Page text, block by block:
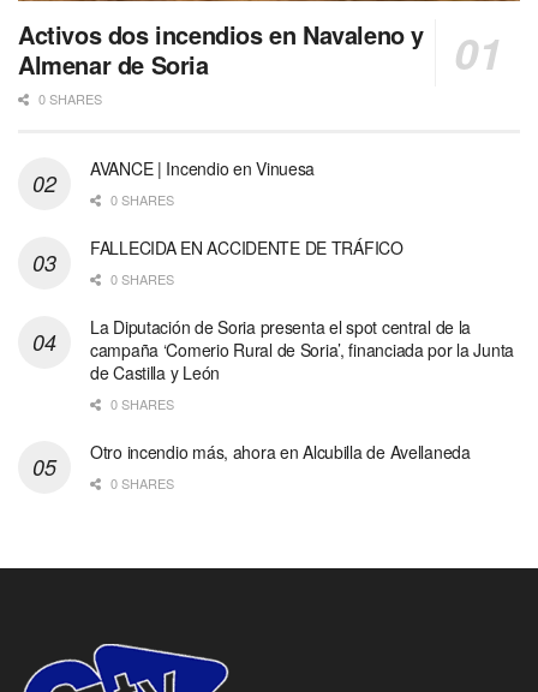
Activos dos incendios en Navaleno y
Almenar de Soria
0 SHARES
AVANCE | Incendio en Vinuesa
0 SHARES
FALLECIDA EN ACCIDENTE DE TRÁFICO
0 SHARES
La Diputación de Soria presenta el spot central de la
campaña ‘Comerio Rural de Soria’, financiada por la Junta
de Castilla y León
0 SHARES
Otro incendio más, ahora en Alcubilla de Avellaneda
0 SHARES